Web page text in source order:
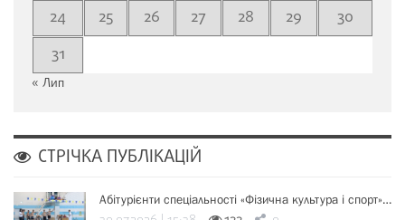
24
25 26 27 28 29
30
31
« Лип
СТРІЧКА ПУБЛІКАЦІЙ
Абітурієнти спеціальності «Фізична культура і спорт»…